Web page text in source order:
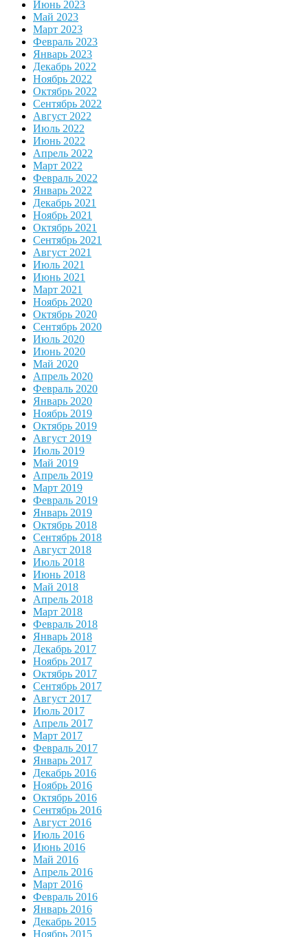
Июнь 2023
Май 2023
Март 2023
Февраль 2023
Январь 2023
Декабрь 2022
Ноябрь 2022
Октябрь 2022
Сентябрь 2022
Август 2022
Июль 2022
Июнь 2022
Апрель 2022
Март 2022
Февраль 2022
Январь 2022
Декабрь 2021
Ноябрь 2021
Октябрь 2021
Сентябрь 2021
Август 2021
Июль 2021
Июнь 2021
Март 2021
Ноябрь 2020
Октябрь 2020
Сентябрь 2020
Июль 2020
Июнь 2020
Май 2020
Апрель 2020
Февраль 2020
Январь 2020
Ноябрь 2019
Октябрь 2019
Август 2019
Июль 2019
Май 2019
Апрель 2019
Март 2019
Февраль 2019
Январь 2019
Октябрь 2018
Сентябрь 2018
Август 2018
Июль 2018
Июнь 2018
Май 2018
Апрель 2018
Март 2018
Февраль 2018
Январь 2018
Декабрь 2017
Ноябрь 2017
Октябрь 2017
Сентябрь 2017
Август 2017
Июль 2017
Апрель 2017
Март 2017
Февраль 2017
Январь 2017
Декабрь 2016
Ноябрь 2016
Октябрь 2016
Сентябрь 2016
Август 2016
Июль 2016
Июнь 2016
Май 2016
Апрель 2016
Март 2016
Февраль 2016
Январь 2016
Декабрь 2015
Ноябрь 2015